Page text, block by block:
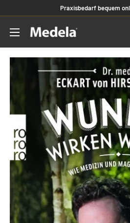
Praxisbedarf bequem